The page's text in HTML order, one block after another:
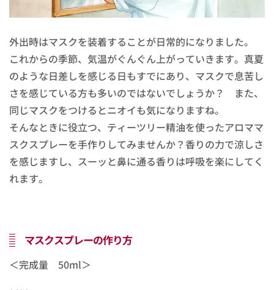
外出時はマスクを装着することが日常的になりました。
これからの季節、気温がぐんぐん上がっていきます。真夏
のような日差しを感じる日もすでにあり、マスクで息苦し
さを感じている方も多いのではないでしょうか？ また、
同じマスクをつけるとニオイも気になりますね。
そんなときに役立つ、ティーツリー精油を使ったアロママ
スクスプレーを手作りしてみませんか？香りの力で涼しさ
を感じますし、スーッと鼻に通る香りは呼吸を楽にしてく
れます。
マスクスプレーの作り方
＜完成量 50ml＞